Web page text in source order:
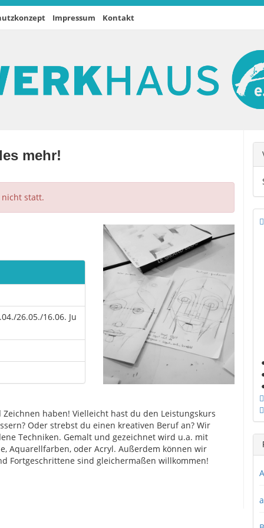
Impressum Kontakt
mehr!
nicht statt.
26.05./16.06. Ju
haben! Vielleicht hast du den Leistungskurs
Oder strebst du einen kreativen Beruf an? Wir
Techniken. Gemalt und gezeichnet wird u.a. mit
Aquarellfarben, oder Acryl. Außerdem können wir
Fortgeschrittene sind gleichermaßen willkommen!